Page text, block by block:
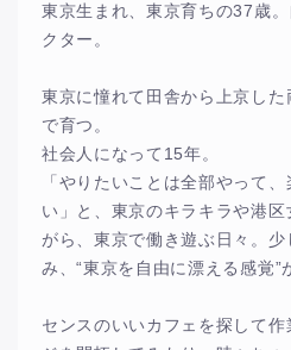
東京生まれ、東京育ちの37歳
クター。
東京に憧れて田舎から上京し
で育つ。
社会人になって15年。
「やりたいことは全部やって
い」と、東京のキラキラや港
がら、東京で働き遊ぶ日々。
み、“東京を自由に漂える感覚”
センスのいいカフェを探して